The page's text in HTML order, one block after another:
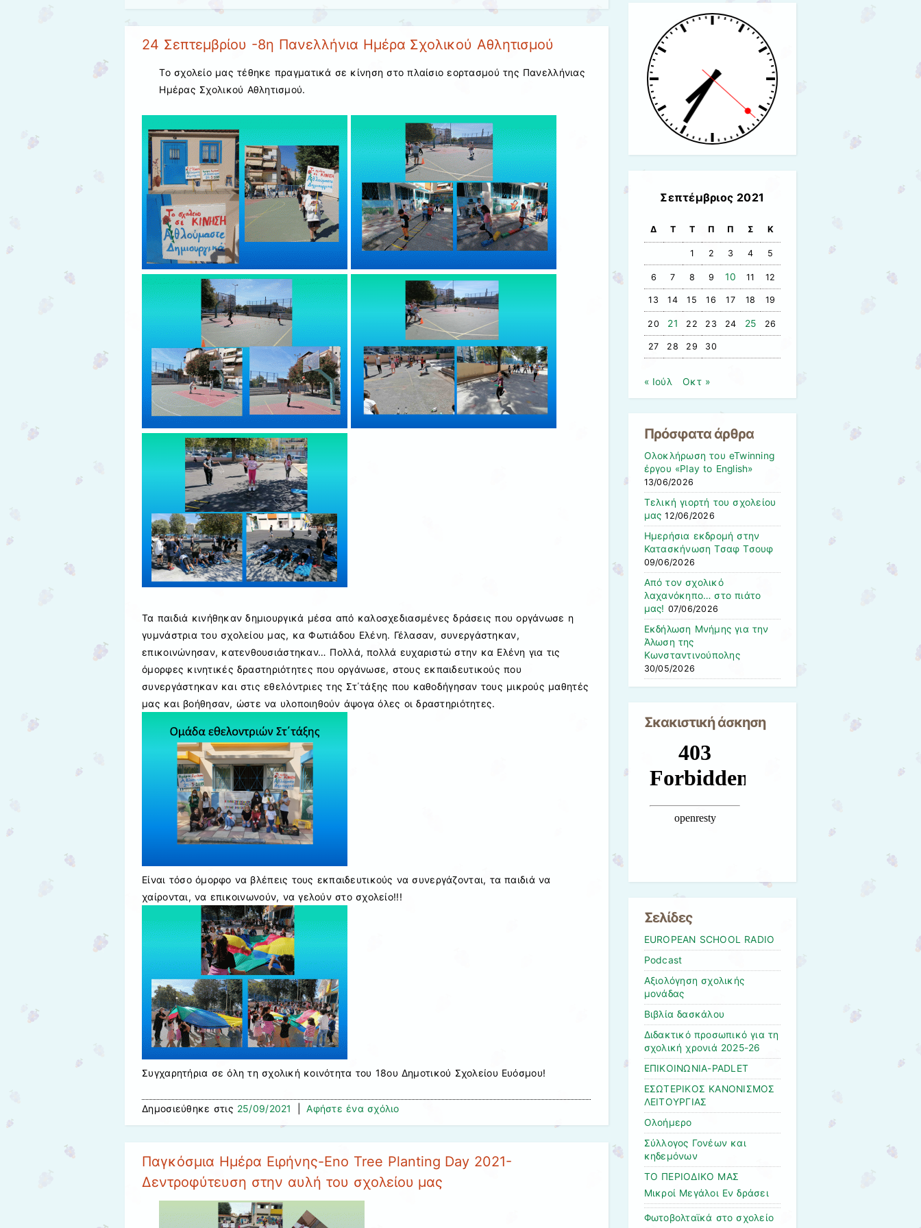
24 Σεπτεμβρίου -8η Πανελλήνια Ημέρα Σχολικού Αθλητισμού
Το σχολείο μας τέθηκε πραγματικά σε κίνηση στο πλαίσιο εορτασμού της Πανελλήνιας
Ημέρας Σχολικού Αθλητισμού.
Τα παιδιά κινήθηκαν δημιουργικά μέσα από καλοσχεδιασμένες δράσεις που οργάνωσε η
γυμνάστρια του σχολείου μας, κα Φωτιάδου Ελένη. Γέλασαν, συνεργάστηκαν,
επικοινώνησαν, κατενθουσιάστηκαν… Πολλά, πολλά ευχαριστώ στην κα Ελένη για τις
όμορφες κινητικές δραστηριότητες που οργάνωσε, στους εκπαιδευτικούς που
συνεργάστηκαν και στις εθελόντριες της Στ΄τάξης που καθοδήγησαν τους μικρούς μαθητές
μας και βοήθησαν, ώστε να υλοποιηθούν άψογα όλες οι δραστηριότητες.
Είναι τόσο όμορφο να βλέπεις τους εκπαιδευτικούς να συνεργάζονται, τα παιδιά να
χαίρονται, να επικοινωνούν, να γελούν στο σχολείο!!!
Συγχαρητήρια σε όλη τη σχολική κοινότητα του 18ου Δημοτικού Σχολείου Ευόσμου!
Δημοσιεύθηκε στις 25/09/2021 Αφήστε ένα σχόλιο
Παγκόσμια Ημέρα Ειρήνης-Eno Tree Planting Day 2021-
Δεντροφύτευση στην αυλή του σχολείου μας
Σεπτέμβριος 2021
Δ Τ Τ Π Π Σ Κ
1 2 3 4 5
6 7 8 9 10 11 12
13 14 15 16 17 18 19
20 21 22 23 24 25 26
27 28 29 30
« Ιούλ Οκτ »
Πρόσφατα άρθρα
Ολοκλήρωση του eTwinning
έργου «Play to English»
13/06/2026
Τελική γιορτή του σχολείου
μας 12/06/2026
Ημερήσια εκδρομή στην
Κατασκήνωση Τσαφ Τσουφ
09/06/2026
Από τον σχολικό
λαχανόκηπο… στο πιάτο
μας! 07/06/2026
Εκδήλωση Μνήμης για την
Άλωση της
Κωνσταντινούπολης
30/05/2026
Σκακιστική άσκηση
Σελίδες
EUROPEAN SCHOOL RADIO
Podcast
Αξιολόγηση σχολικής
μονάδας
Βιβλία δασκάλου
Διδακτικό προσωπικό για τη
σχολική χρονιά 2025-26
ΕΠΙΚΟΙΝΩΝΙΑ-PADLET
ΕΣΩΤΕΡΙΚΟΣ ΚΑΝΟΝΙΣΜΟΣ
ΛΕΙΤΟΥΡΓΙΑΣ
Ολοήμερο
Σύλλογος Γονέων και
κηδεμόνων
ΤΟ ΠΕΡΙΟΔΙΚΟ ΜΑΣ
Μικροί Μεγάλοι Εν δράσει
Φωτοβολταϊκά στο σχολείο